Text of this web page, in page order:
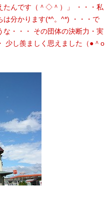
たんです（＾◇＾）」 ・・・私
は分かります(*^。^*) ・・・で
な・・・ その団体の決断力・実
少し羨ましく思えました（●＾o